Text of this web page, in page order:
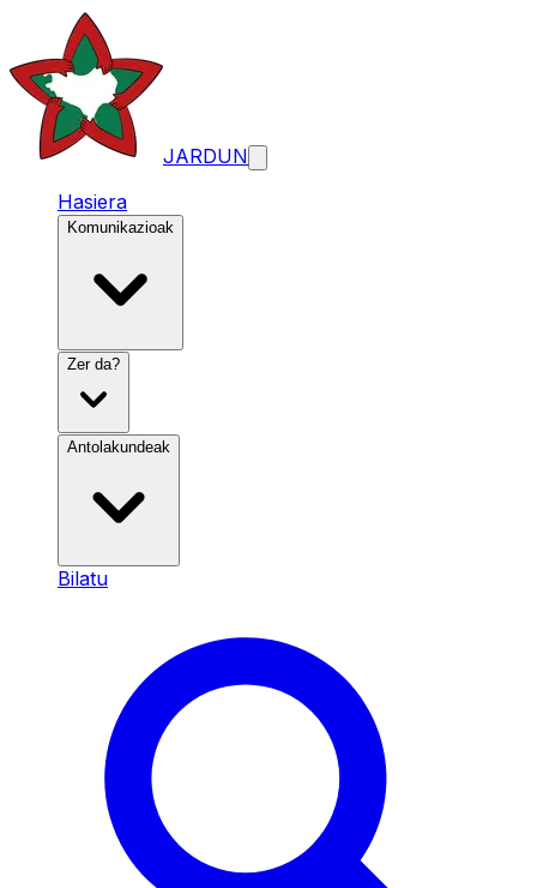
JARDUN
Hasiera
Komunikazioak
Zer da?
Antolakundeak
Bilatu